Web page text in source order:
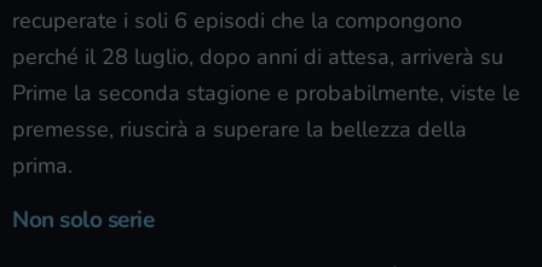
recuperate i soli 6 episodi che la compongono
perché il 28 luglio, dopo anni di attesa, arriverà su
Prime la seconda stagione e probabilmente, viste le
premesse, riuscirà a superare la bellezza della
prima.
Non solo serie